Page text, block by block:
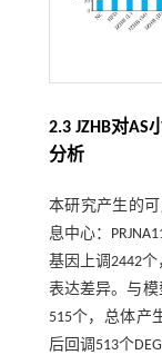
2.3 JZHB对
分析
本研究产生的
息中心：
基因上调2442个
表达差异。与模
515个，总体产
后回调513个